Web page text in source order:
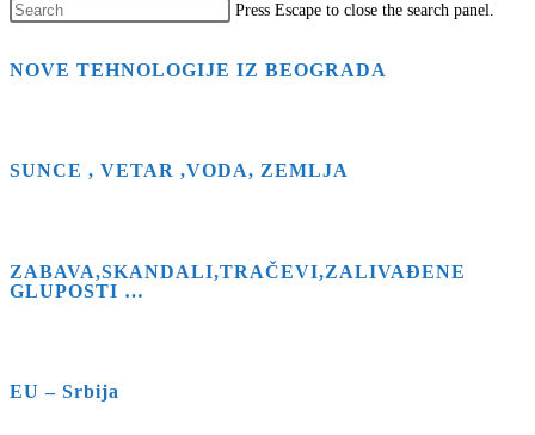
Press Escape to close the search panel.
NOVE TEHNOLOGIJE IZ BEOGRADA
SUNCE , VETAR ,VODA, ZEMLJA
ZABAVA,SKANDALI,TRAČEVI,ZALIVAĐENE
GLUPOSTI …
EU – Srbija